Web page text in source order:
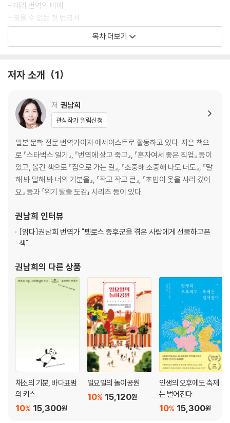
- 대리 번역의 비애
- 잊을 수 없는 첫 번역서
- 기획거리 찾으러 일본으로
* 번역가 지망생들을 위한 FAQ
2 올빼미 번역가의 고군분투
- 꼬꼬마 매니저
- 역자 후기를 위한 변명
- 싱글맘 되던 날
- 안정 궤도에 오르다
- 딸의 장래 희망
- 번역가의 하루
- 번역사死 할 뻔!
- 편집자와의 관계
- 후배들과의 대화: 검토자로 신임을 얻어라 | 첫 번역료는 어떻게 정할
까? 적정 수준은? | 출판사가 결제를 안 해줄 경우 | 어려운 책이 들어왔다!
* 번역료에 대하여
- 사투리의 맛
- 작가를 만나다: 온다 리쿠 | 오에 겐자부로
- 후기에 담긴 사연
- 나의 기획은 끝나지 않았다
목차 더보기
저자 소개 1
저 권남희
관심작가 알림신청
일본 문학 전문 번역가이자 에세이스트로 활동하고 있다. 지은 책으
로 『스타벅스 일기』, 『번역에 살고 죽고』, 『혼자여서 좋은 직업』 등이
있고, 옮긴 책으로 『집으로 가는 길』, 『소중해 소중해 나도 너도』, 『말
해 봐 말해 봐 너의 기분을』, 『작고 작고 큰』, 『초밥이 옷을 사러 갔어
요』 등과 「위기 탈출 도감」 시리즈 등이 있다.
권남희 인터뷰
[읽다]권남희 번역가 "펫로스 증후군을 겪은 사람에게 선물하고픈
책"
권남희의 다른 상품
채소의 기분, 바다표범
의 키스
15,300원
10%
일요일의 놀이공원
15,120원
10%
인생의 오후에도 축제
는 벌어진다
15,300원
10%